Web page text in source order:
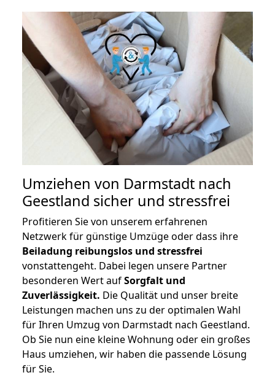
Umziehen von Darmstadt nach
Geestland sicher und stressfrei
Profitieren Sie von unserem erfahrenen
Netzwerk für günstige Umzüge oder dass ihre
Beiladung reibungslos und stressfrei
vonstattengeht. Dabei legen unsere Partner
besonderen Wert aufSorgfalt und
Zuverlässigkeit. Die Qualität und unser breite
Leistungen machen uns zu der optimalen Wahl
für Ihren Umzug von Darmstadt nach Geestland.
Ob Sie nun eine kleine Wohnung oder ein großes
Haus umziehen, wir haben die passende Lösung
für Sie.